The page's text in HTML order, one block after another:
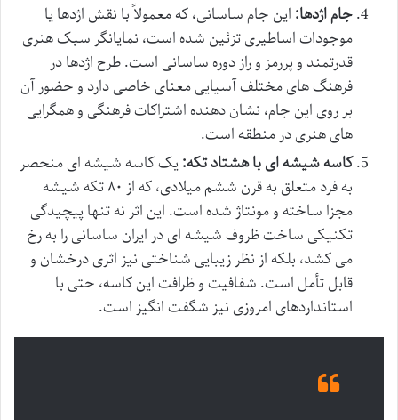
جام اژدها: این جام ساسانی، که معمولاً با نقش اژدها یا
موجودات اساطیری تزئین شده است، نمایانگر سبک هنری
قدرتمند و پررمز و راز دوره ساسانی است. طرح اژدها در
فرهنگ های مختلف آسیایی معنای خاصی دارد و حضور آن
بر روی این جام، نشان دهنده اشتراکات فرهنگی و همگرایی
های هنری در منطقه است.
کاسه شیشه ای با هشتاد تکه:یک کاسه شیشه ای منحصر
به فرد متعلق به قرن ششم میلادی، که از ۸۰ تکه شیشه
مجزا ساخته و مونتاژ شده است. این اثر نه تنها پیچیدگی
تکنیکی ساخت ظروف شیشه ای در ایران ساسانی را به رخ
می کشد، بلکه از نظر زیبایی شناختی نیز اثری درخشان و
قابل تأمل است. شفافیت و ظرافت این کاسه، حتی با
استانداردهای امروزی نیز شگفت انگیز است.